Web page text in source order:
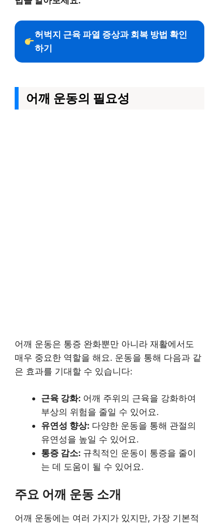
허벅지 근육 파열 증상과 회복 방법 확인
하기
어깨 운동의 필요성
어깨 운동은 통증 완화뿐만 아니라 재활에서도
매우 중요한 역할을 해요. 운동을 통해 다음과 같
은 효과를 기대할 수 있습니다:
근육 강화: 어깨 주위의 근육을 강화하여
부상의 위험을 줄일 수 있어요.
유연성 향상: 다양한 운동을 통해 관절의
유연성을 높일 수 있어요.
통증 감소: 규칙적인 운동이 통증을 줄이
는 데 도움이 될 수 있어요.
주요 어깨 운동 소개
어깨 운동에는 여러 가지가 있지만, 가장 기본적